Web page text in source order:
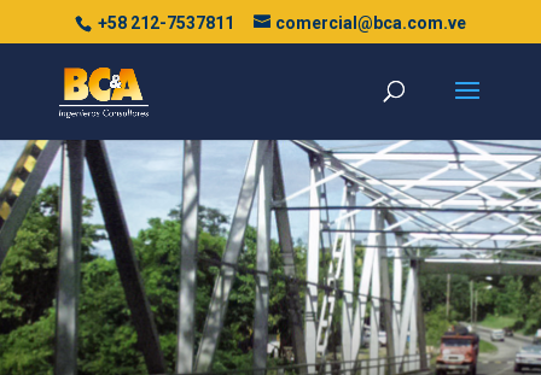
+58 212-7537811 comercial@bca.com.ve